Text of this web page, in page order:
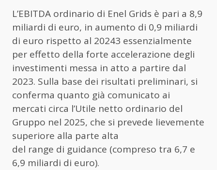
L’EBITDA ordinario di Enel Grids è pari a 8,9
miliardi di euro, in aumento di 0,9 miliardi
di euro rispetto al 20243 essenzialmente
per effetto della forte accelerazione degli
investimenti messa in atto a partire dal
2023. Sulla base dei risultati preliminari, si
conferma quanto già comunicato ai
mercati circa l’Utile netto ordinario del
Gruppo nel 2025, che si prevede lievemente
superiore alla parte alta
del range di guidance (compreso tra 6,7 e
6,9 miliardi di euro).